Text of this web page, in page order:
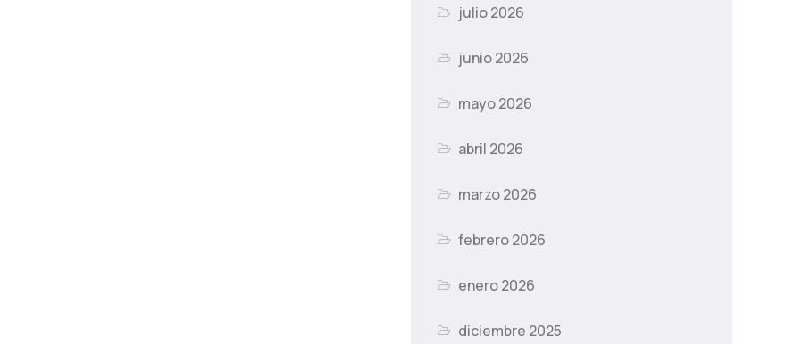
julio 2026
junio 2026
mayo 2026
abril 2026
marzo 2026
febrero 2026
enero 2026
diciembre 2025